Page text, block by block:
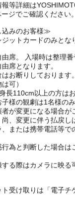
等詳細は
ジでご確認ください。
みのお客様≫
ットカードのみとな
席。 入場時は整理番
席となります。
お断りしております
可）
長110cm以上の方は
様の観劇は1名様のみ
が変更になる場合が
、変更に伴う払戻し
または携帯電話等で
為と判断した場合は
る際はカメラに映る
受け取りは「電子チ